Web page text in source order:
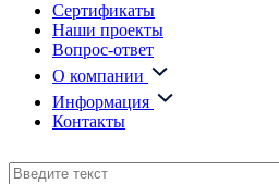
Сертификаты
Наши проекты
Вопрос-ответ
О компании
Информация
Контакты